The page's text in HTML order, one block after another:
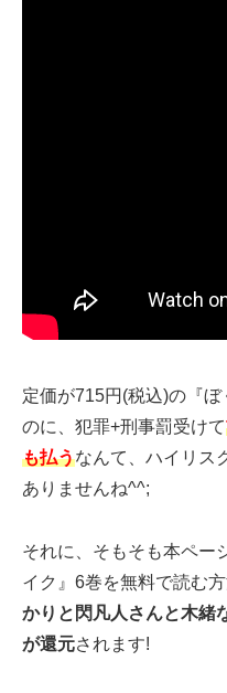
定価が715円(税込)の『
のに、犯罪+刑事罰受けて
も払うなんて、ハイリス
ありませんね^^;
それに、そもそも本ペー
イク』6巻を無料で読む方
かりと閃凡人さんと木緒
が還元されます!